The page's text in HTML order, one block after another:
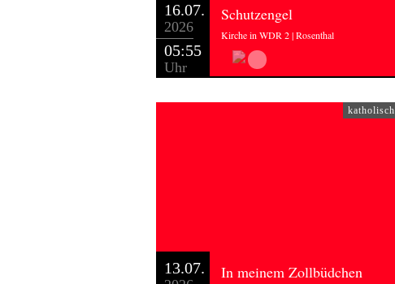
16.07.
2026
05:55
Uhr
Schutzengel
Kirche in WDR 2 | Rosenthal
katholisch
13.07. In meinem Zollbüdchen